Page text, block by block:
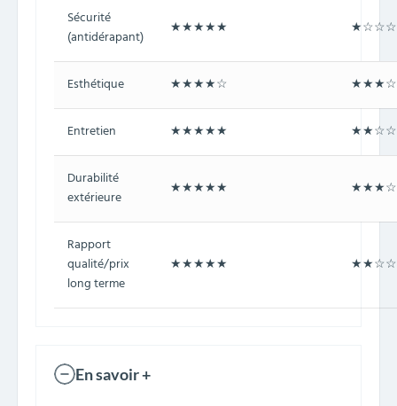
Sécurité
(antidérapant)
★★★★★
Esthétique ★★★★☆
Entretien ★★★★★
Durabilité
extérieure
★★★★★
Rapport
qualité/prix
long terme
★★★★★
En savoir +